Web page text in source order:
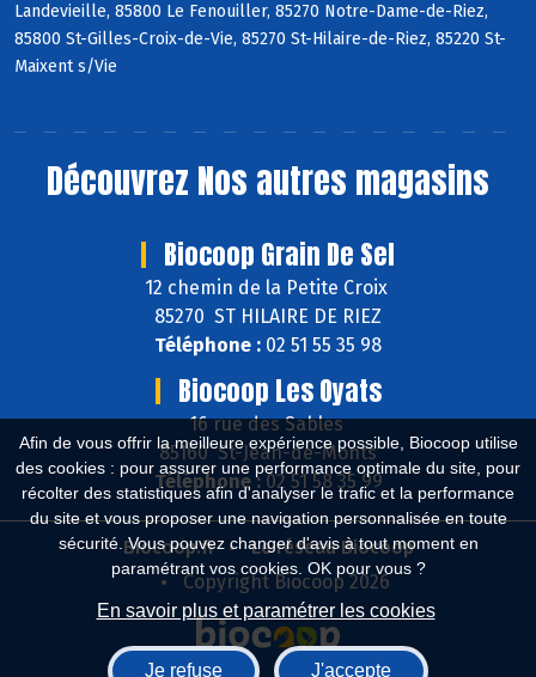
Afin de vous offrir la meilleure expérience possible, Biocoop utilise
des cookies : pour assurer une performance optimale du site, pour
récolter des statistiques afin d'analyser le trafic et la performance
du site et vous proposer une navigation personnalisée en toute
sécurité. Vous pouvez changer d'avis à tout moment en
paramétrant vos cookies. OK pour vous ?
En savoir plus et paramétrer les cookies
Je refuse J'accepte
Landevieille, 85800 Le Fenouiller, 85270 Notre-Dame-de-Riez,
85800 St-Gilles-Croix-de-Vie, 85270 St-Hilaire-de-Riez, 85220 St-
Maixent s/Vie
Découvrez Nos autres magasins
Biocoop Grain De Sel
12 chemin de la Petite Croix
85270 ST HILAIRE DE RIEZ
Téléphone : 02 51 55 35 98
Biocoop Les Oyats
16 rue des Sables
85160 St-Jean-de-Monts
Téléphone :02 51 58 35 99
Biocoop.fr
Le réseau Biocoop
Copyright Biocoop 2026